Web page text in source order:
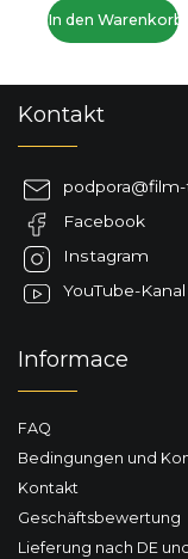
In den Warenkorb
Kontakt
podpora@
Facebook
Instagram
YouTube-
Informace
FAQ
Bedingungen und
Kontakt
Geschäftsbewertung
Lieferung nach DE